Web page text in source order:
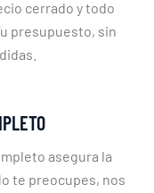
cerrado y todo
presupuesto, sin
asegura la
te preocupes, nos